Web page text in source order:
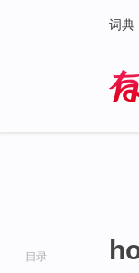
词典
目录